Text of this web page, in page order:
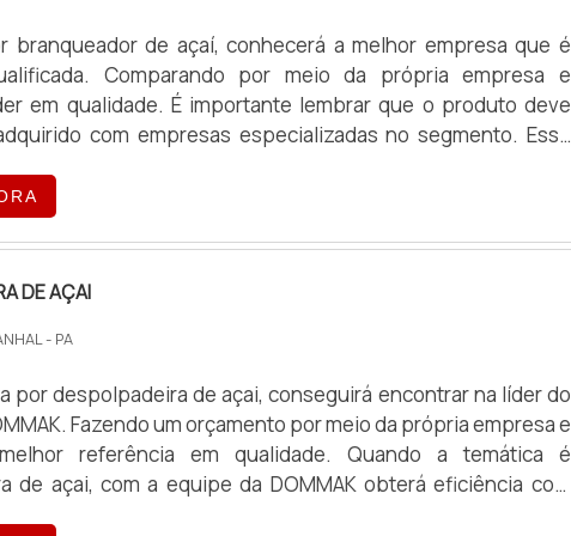
branqueador de açaí, conhecerá a melhor empresa que é
Comparando por meio da própria empresa e
lembrar que o produto deve
com empresas especializadas no segmento. Esse
prejuízos com substituições frequentes de produtos que
suas funções adequadamente. Assim, é possível poupar
BRANQUEADOR DE AÇAÍ
branqueador de açaí em uma empresa inovadora,
é peneira especial para açaí feita de inox e branqueador
branqueador de açaí, na essência da empresa, a mesma
produtos e serviços com ótima qualidade e precisão,
que ficam de fora no planejamento de empresas que
lucro, deixando a desejar nos outros fatores. Existem
diferentes de demonstrar conhecimento e autoridade em
DE AÇAI
- PA
por despolpadeira de açai, conseguirá encontrar na líder do
Fazendo um orçamento por meio da própria empresa e
referência em qualidade. Quando a temática é
de açai, com a equipe da DOMMAK obterá eficiência com